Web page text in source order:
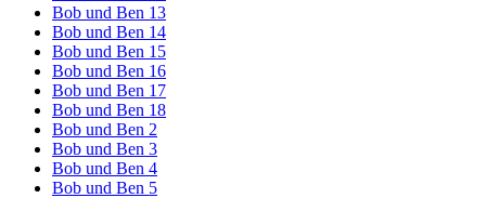
Bob und Ben 13
Bob und Ben 14
Bob und Ben 15
Bob und Ben 16
Bob und Ben 17
Bob und Ben 18
Bob und Ben 2
Bob und Ben 3
Bob und Ben 4
Bob und Ben 5